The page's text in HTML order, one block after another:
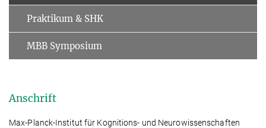
Praktikum & SHK
MBB Symposium
Anschrift
Max-Planck-Institut für Kognitions- und Neurowissenschaften